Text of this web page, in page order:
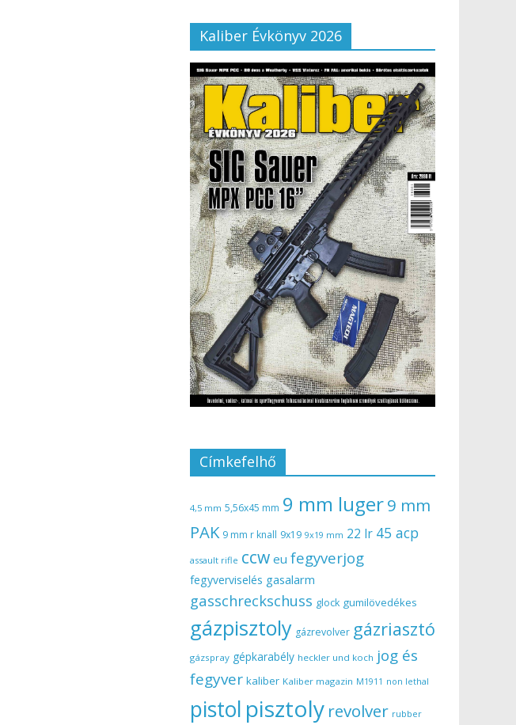
Kaliber Évkönyv 2026
Címkefelhő
4,5 mm 5,56x45 mm 9 mm luger9 mm
PAK 9 mm r knall 9x19 9x19 mm 22 lr 45 acp
assault rifle ccw eu fegyverjog
fegyverviselés gasalarm
gasschreckschuss glock gumilövedékes
gázpisztoly gázrevolver gázriasztó
gázspray gépkarabély heckler und koch jog és
fegyver kaliber Kaliber magazin M1911 non lethal
pistol pisztoly revolver rubber